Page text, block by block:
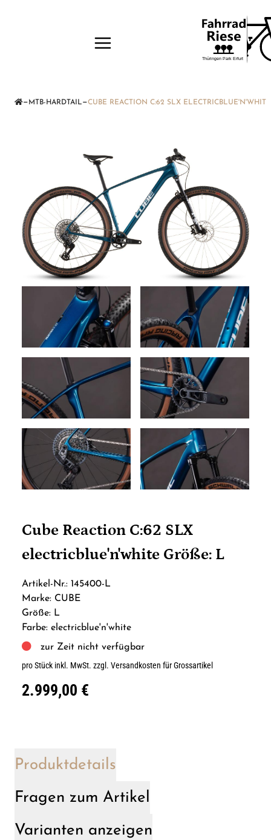
— MTB-HARDTAIL—CUBE REACTION C:62 SLX
Cube Reaction C:62 SLX
electricblue'n'white Größe: L
Artikel-Nr.: 145400-L
Marke: CUBE
Größe: L
Farbe: electricblue'n'white
zur Zeit nicht verfügbar
pro Stück inkl. MwSt. zzgl. Versandkosten für Grossartikel
2.999,00 €
Produktdetails
Fragen zum Artikel
Varianten anzeigen